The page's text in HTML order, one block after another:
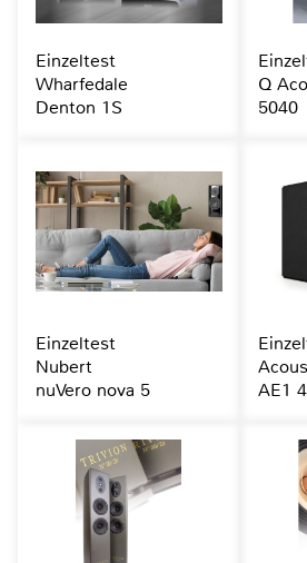
Einzeltest
Wharfedale
Denton 1S
Q
5040
Einzeltest
Nubert
nuVero nova 5
AE1